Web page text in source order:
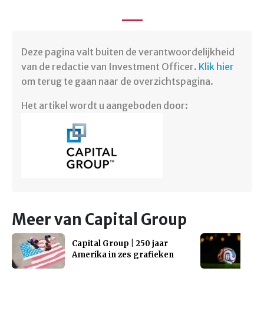
Deze pagina valt buiten de verantwoordelijkheid
van de redactie van Investment Officer. Klik hier
om terug te gaan naar de overzichtspagina.
Het artikel wordt u aangeboden door:
Meer van Capital Group
Capital Group | 250 jaar
Amerika in zes grafieken